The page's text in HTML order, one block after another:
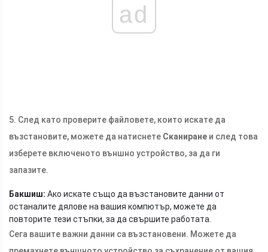
ad
5. След като проверите файловете, които искате да
възстановите, можете да натиснете Сканиране и след това
изберете включеното външно устройство, за да ги
запазите.
Бакшиш: Ако искате също да възстановите данни от
останалите дялове на вашия компютър, можете да
повторите тези стъпки, за да свършите работата.
Сега вашите важни данни са възстановени. Можете да